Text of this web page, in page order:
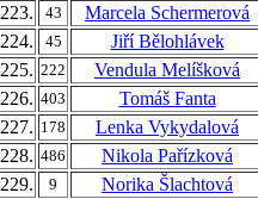
223.
43
Marcela Schermerová
224.
45
Jiří Bělohlávek
225. 222
Vendula Melíšková
226. 403
Tomáš Fanta
227. 178
Lenka Vykydalová
228. 486
Nikola Pařízková
229.
9
Norika Šlachtová